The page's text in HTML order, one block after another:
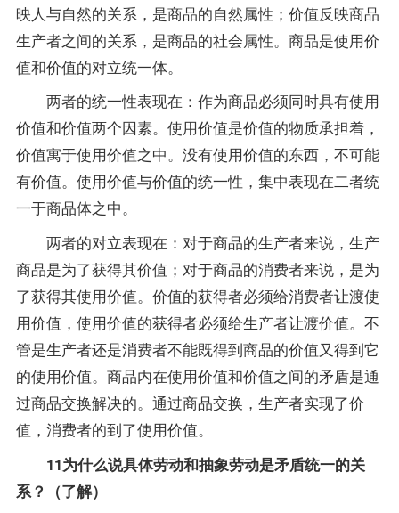
映人与自然的关系，是商品的自然属性；价值反映商品
生产者之间的关系，是商品的社会属性。商品是使用价
值和价值的对立统一体。
两者的统一性表现在：作为商品必须同时具有使用
价值和价值两个因素。使用价值是价值的物质承担着，
价值寓于使用价值之中。没有使用价值的东西，不可能
有价值。使用价值与价值的统一性，集中表现在二者统
一于商品体之中。
两者的对立表现在：对于商品的生产者来说，生产
商品是为了获得其价值；对于商品的消费者来说，是为
了获得其使用价值。价值的获得者必须给消费者让渡使
用价值，使用价值的获得者必须给生产者让渡价值。不
管是生产者还是消费者不能既得到商品的价值又得到它
的使用价值。商品内在使用价值和价值之间的矛盾是通
过商品交换解决的。通过商品交换，生产者实现了价
值，消费者的到了使用价值。
11为什么说具体劳动和抽象劳动是矛盾统一的关
系？（了解）